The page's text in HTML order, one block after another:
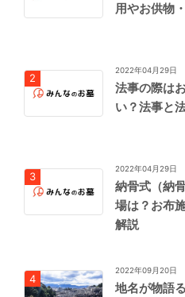
用やお供物
2022年04月29日
法事の際は
い？法事と
2022年04月29日
納骨式（納
場は？お布
解説
2022年09月20日
地名が物語